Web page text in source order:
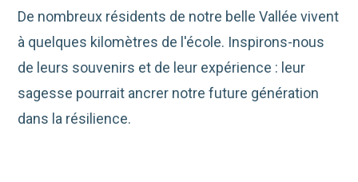
De nombreux résidents de notre belle Vallée vivent
à quelques kilomètres de l'école. Inspirons-nous
de leurs souvenirs et de leur expérience : leur
sagesse pourrait ancrer notre future génération
dans la résilience.